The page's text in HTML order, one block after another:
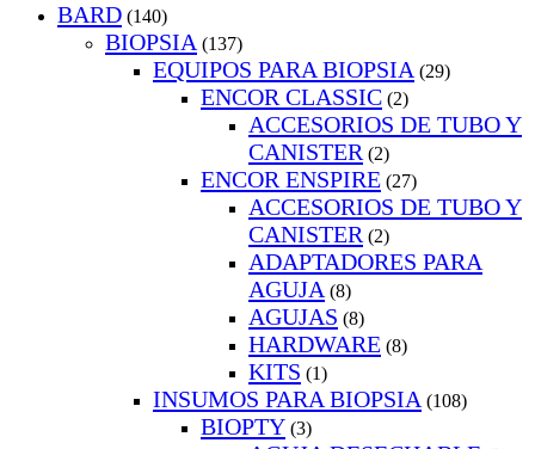
BARD (140)
BIOPSIA (137)
EQUIPOS PARA BIOPSIA (29)
ENCOR CLASSIC (2)
ACCESORIOS DE TUBO Y
CANISTER (2)
ENCOR ENSPIRE (27)
ACCESORIOS DE TUBO Y
CANISTER (2)
ADAPTADORES PARA
AGUJA (8)
AGUJAS (8)
HARDWARE (8)
KITS (1)
INSUMOS PARA BIOPSIA (108)
BIOPTY (3)